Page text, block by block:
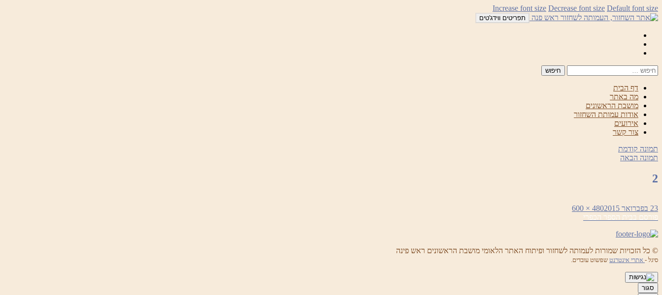
לדלג
לתוכן
Increase font size Decrease font size Default font size
תפריטים ווידג'טים
דף הבית
מה באתר
מושבת הראשונים
אודות עמותת השחזור
אירועים
צור קשר
תמונה קודמת
תמונה הבאה
2
פורסם
בתאריך
23 בפברואר 2015
מסך
מלא
480 × 600
ניווט
פורסם בבית הספר הכפרי
© כל הזכויות שמורות לעמותה לשחזור ופיתוח האתר הלאומי מושבת הראשונים ראש פינה
סיגל - אתרי אינטרנט שפשוט עובדים.
סגור